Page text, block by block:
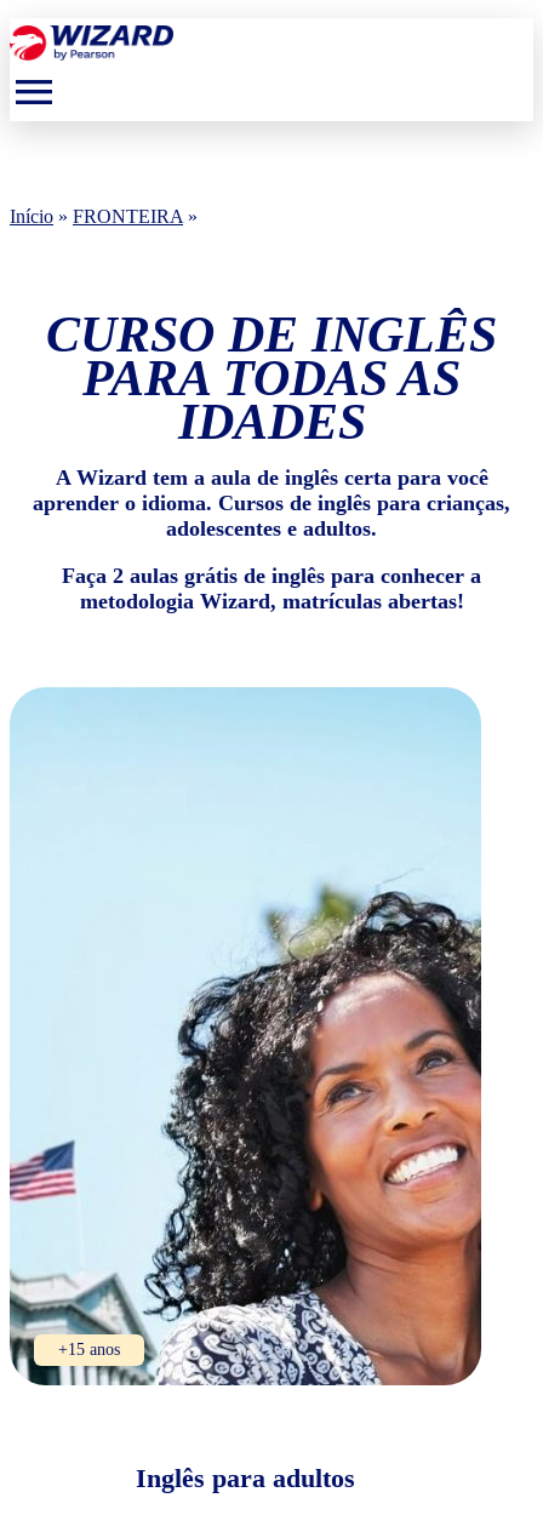
menu
Início » FRONTEIRA »
CURSO DE INGLÊS
PARA TODAS AS
IDADES
A Wizard tem a aula de inglês certa para você
aprender o idioma. Cursos de inglês para crianças,
adolescentes e adultos.
Faça 2 aulas grátis de inglês para conhecer a
metodologia Wizard, matrículas abertas!
+15 anos
Inglês para adultos